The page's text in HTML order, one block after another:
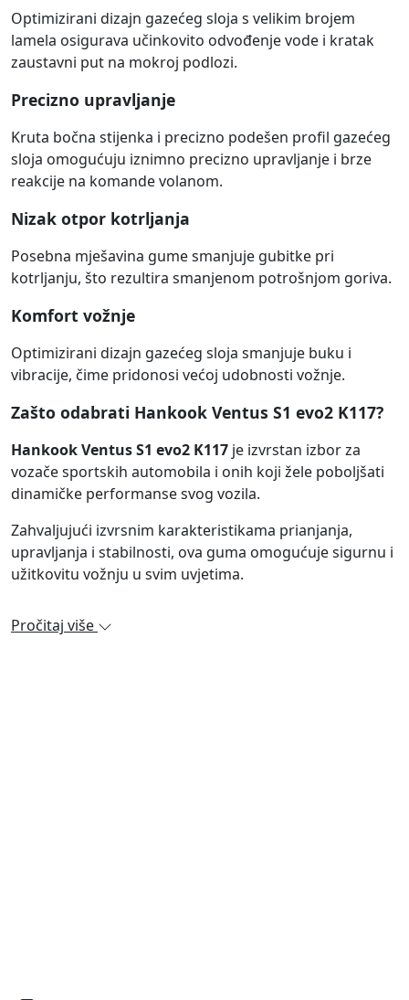
Optimizirani dizajn gazećeg sloja s velikim brojem
lamela osigurava učinkovito odvođenje vode i kratak
zaustavni put na mokroj podlozi.
Precizno upravljanje
Kruta bočna stijenka i precizno podešen profil gazećeg
sloja omogućuju iznimno precizno upravljanje i brze
reakcije na komande volanom.
Nizak otpor kotrljanja
Posebna mješavina gume smanjuje gubitke pri
kotrljanju, što rezultira smanjenom potrošnjom goriva.
Komfort vožnje
Optimizirani dizajn gazećeg sloja smanjuje buku i
vibracije, čime pridonosi većoj udobnosti vožnje.
Zašto odabrati Hankook Ventus S1 evo2 K117?
Hankook Ventus S1 evo2 K117 je izvrstan izbor za
vozače sportskih automobila i onih koji žele poboljšati
dinamičke performanse svog vozila.
Zahvaljujući izvrsnim karakteristikama prianjanja,
upravljanja i stabilnosti, ova guma omogućuje sigurnu i
užitkovitu vožnju u svim uvjetima.
Pročitaj više